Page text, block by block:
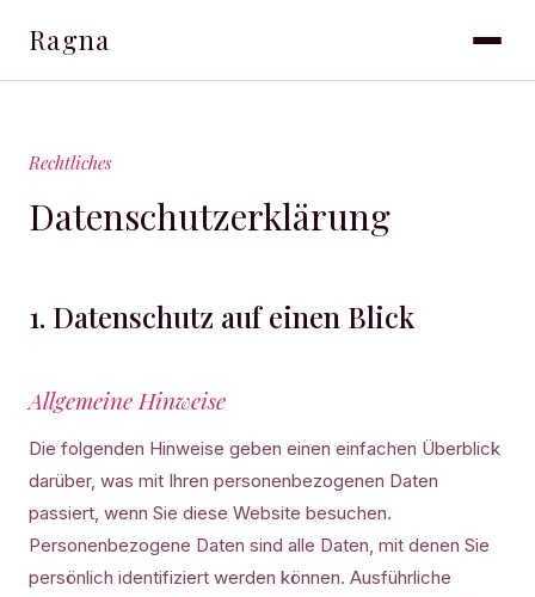
Ragna
Rechtliches
Datenschutzerklärung
1. Datenschutz auf einen Blick
Allgemeine Hinweise
Die folgenden Hinweise geben einen einfachen Überblick
darüber, was mit Ihren personenbezogenen Daten
passiert, wenn Sie diese Website besuchen.
Personenbezogene Daten sind alle Daten, mit denen Sie
persönlich identifiziert werden können. Ausführliche